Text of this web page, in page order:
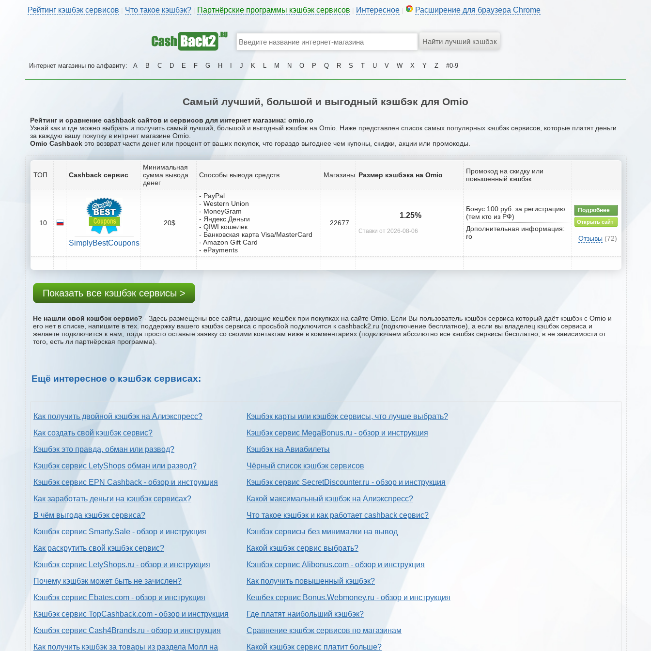
Рейтинг кэшбэк сервисов Что такое кэшбэк? Партнёрские программы кэшбэк сервисов Интересное Расширение для браузера Chrome
Интернет магазины по алфавиту: A B C D E F G H J K L M N O P Q R S T U V W X Y Z #0-9
Самый лучший, большой и выгодный кэшбэк для Omio
Рейтинг и сравнение cashback сайтов и сервисов для интернет магазина: omio.ro
Узнай как и где можно выбрать и получить самый лучший, большой и выгодный кэшбэк на Omio. Ниже представлен список самых популярных кэшбэк сервисов, которые платят деньги
за каждую вашу покупку в интрнет магазине Omio.
Omio Cashback это возврат части денег или процент от ваших покупок, что гораздо выгоднее чем купоны, скидки, акции или промокоды.
ТОП Cashback сервис
Минимальная
сумма вывода
денег
Способы вывода средств Магазины Размер кэшбэка на Omio
Промокод на скидку или
повышенный кэшбэк
10
SimplyBestCoupons
20$
- PayPal
- Western Union
- MoneyGram
- Яндекс.Деньги
- QIWI кошелек
- Банковская карта Visa/MasterCard
- Amazon Gift Card
- ePayments
22677
1.25%
Ставки от 2026-08-06
Бонус 100 руб. за регистрацию
(тем кто из РФ)
Дополнительная информация:
ro
Подробнее
Открыть сайт
Отзывы (72)
Показать все кэшбэк сервисы >
Не нашли свой кэшбэк сервис? - Здесь размещены все сайты, дающие кешбек при покупках на сайте Omio. Если Вы пользователь кэшбэк сервиса который даёт кэшбэк с Omio и
его нет в списке, напишите в тех. поддержку вашего кэшбэк сервиса с проcьбой подключится к cashback2.ru (подключение бесплатное), а если вы владелец кэшбэк сервиса и
желаете подключится к нам, тогда просто оставьте заявку со своими контактам ниже в комментариях (подключаем абсолютно все кэшбэк сервисы бесплатно, в не зависимости от
того, есть ли партнёрская программа).
Ещё интересное о кэшбэк сервисах:
Как получить двойной кэшбэк на Алиэкспресс?
Как создать свой кэшбэк сервис?
Кэшбэк это правда, обман или развод?
Кэшбэк сервис LetyShops обман или развод?
Кэшбэк сервис EPN Cashback - обзор и инструкция
Как заработать деньги на кэшбэк сервисах?
В чём выгода кэшбэк сервиса?
Кэшбэк сервис Smarty.Sale - обзор и инструкция
Как раскрутить свой кэшбэк сервис?
Кэшбэк сервис LetyShops.ru - обзор и инструкция
Почему кэшбэк может быть не зачислен?
Кэшбэк сервис Ebates.com - обзор и инструкция
Кэшбэк сервис TopCashback.com - обзор и инструкция
Кэшбэк сервис Cash4Brands.ru - обзор и инструкция
Как получить кэшбэк за товары из раздела Молл на
Кэшбэк карты или кэшбэк сервисы, что лучше выбрать?
Кэшбэк сервис MegaBonus.ru - обзор и инструкция
Кэшбэк на Авиабилеты
Чёрный список кэшбэк сервисов
Кэшбэк сервис SecretDiscounter.ru - обзор и инструкция
Какой максимальный кэшбэк на Алиэкспресс?
Что такое кэшбэк и как работает cashback сервис?
Кэшбэк сервисы без минималки на вывод
Какой кэшбэк сервис выбрать?
Кэшбэк сервис Alibonus.com - обзор и инструкция
Как получить повышенный кэшбэк?
Кешбек сервис Bonus.Webmoney.ru - обзор и инструкция
Где платят наибольший кэшбэк?
Сравнение кэшбэк сервисов по магазинам
Какой кэшбэк сервис платит больше?